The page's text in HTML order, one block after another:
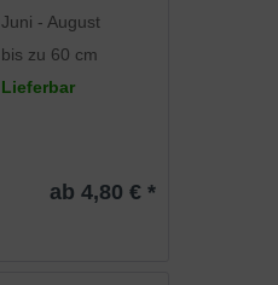
Juni - August
bis zu 60 cm
Lieferbar
ab 4,80 € *